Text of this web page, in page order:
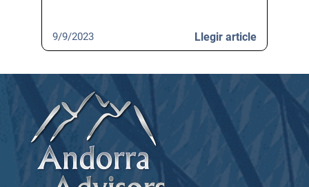
Llegir article
9/9/2023